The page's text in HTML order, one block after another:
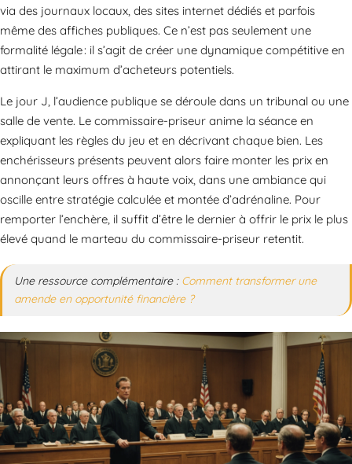
via des journaux locaux, des sites internet dédiés et parfois
même des affiches publiques. Ce n’est pas seulement une
formalité légale : il s’agit de créer une dynamique compétitive en
attirant le maximum d’acheteurs potentiels.
Le jour J, l’audience publique se déroule dans un tribunal ou une
salle de vente. Le commissaire-priseur anime la séance en
expliquant les règles du jeu et en décrivant chaque bien. Les
enchérisseurs présents peuvent alors faire monter les prix en
annonçant leurs offres à haute voix, dans une ambiance qui
oscille entre stratégie calculée et montée d’adrénaline. Pour
remporter l’enchère, il suffit d’être le dernier à offrir le prix le plus
élevé quand le marteau du commissaire-priseur retentit.
Une ressource complémentaire : Comment transformer une
amende en opportunité financière ?